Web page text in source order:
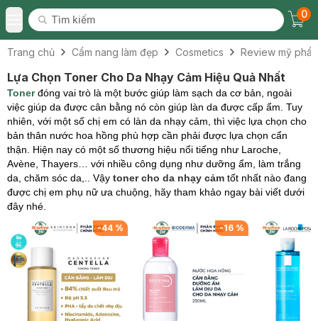
Toggle Menu
Tìm kiếm
Tìm kiếm
0
Trang chủ Cẩm nang làm đẹp Cosmetics Review mỹ
Lựa Chọn Toner Cho Da Nhạy Cảm Hiệu Quả Nhất
Tonerđóng vai trò là một bước giúp làm sạch da cơ bản, ngoài
việc giúp da được cân bằng nó còn giúp làn da được cấp ẩm. Tuy
nhiên, với một số chị em có làn da nhạy cảm, thì việc lựa chọn cho
bản thân nước hoa hồng phù hợp cần phải được lựa chọn cẩn
thận. Hiện nay có một số thương hiệu nổi tiếng như Laroche,
Avène, Thayers… với nhiều công dụng như dưỡng ẩm, làm trắng
da, chăm sóc da,.. Vậy toner cho da nhạy cảm tốt nhất nào đang
được chị em phụ nữ ưa chuộng, hãy tham khảo ngay bài viết dưới
đây nhé.
-44% -16%